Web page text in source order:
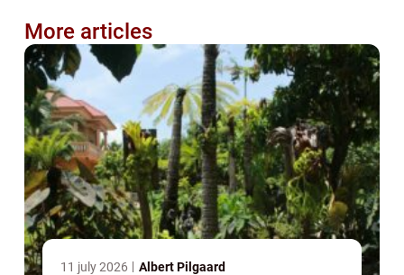
More articles
11 july 2026 Albert Pilgaard